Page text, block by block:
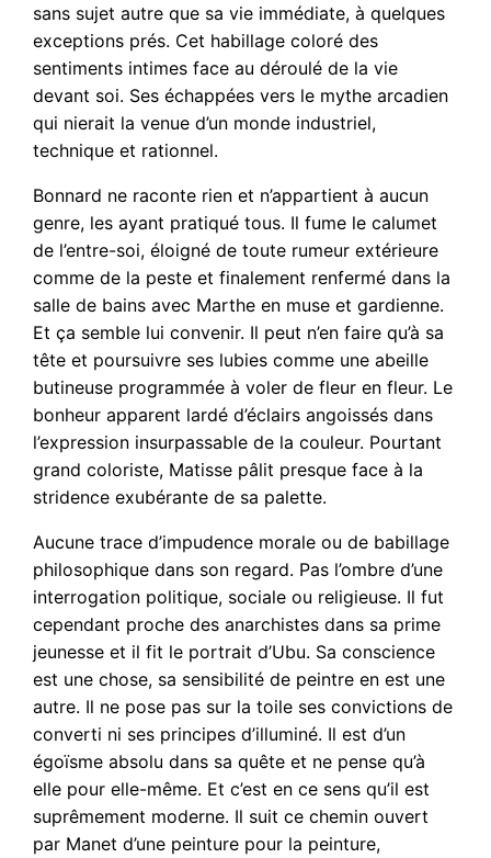
sans sujet autre que sa vie immédiate, à quelques
exceptions prés. Cet habillage coloré des
sentiments intimes face au déroulé de la vie
devant soi. Ses échappées vers le mythe arcadien
qui nierait la venue d’un monde industriel,
technique et rationnel.
Bonnard ne raconte rien et n’appartient à aucun
genre, les ayant pratiqué tous. Il fume le calumet
de l’entre-soi, éloigné de toute rumeur extérieure
comme de la peste et finalement renfermé dans la
salle de bains avec Marthe en muse et gardienne.
Et ça semble lui convenir. Il peut n’en faire qu’à sa
tête et poursuivre ses lubies comme une abeille
butineuse programmée à voler de fleur en fleur. Le
bonheur apparent lardé d’éclairs angoissés dans
l’expression insurpassable de la couleur. Pourtant
grand coloriste, Matisse pâlit presque face à la
stridence exubérante de sa palette.
Aucune trace d’impudence morale ou de babillage
philosophique dans son regard. Pas l’ombre d’une
interrogation politique, sociale ou religieuse. Il fut
cependant proche des anarchistes dans sa prime
jeunesse et il fit le portrait d’Ubu. Sa conscience
est une chose, sa sensibilité de peintre en est une
autre. Il ne pose pas sur la toile ses convictions de
converti ni ses principes d’illuminé. Il est d’un
égoïsme absolu dans sa quête et ne pense qu’à
elle pour elle-même. Et c’est en ce sens qu’il est
suprêmement moderne. Il suit ce chemin ouvert
par Manet d’une peinture pour la peinture,